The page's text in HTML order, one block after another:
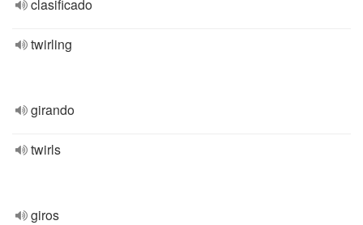
clasificado
twirling
girando
twirls
giros